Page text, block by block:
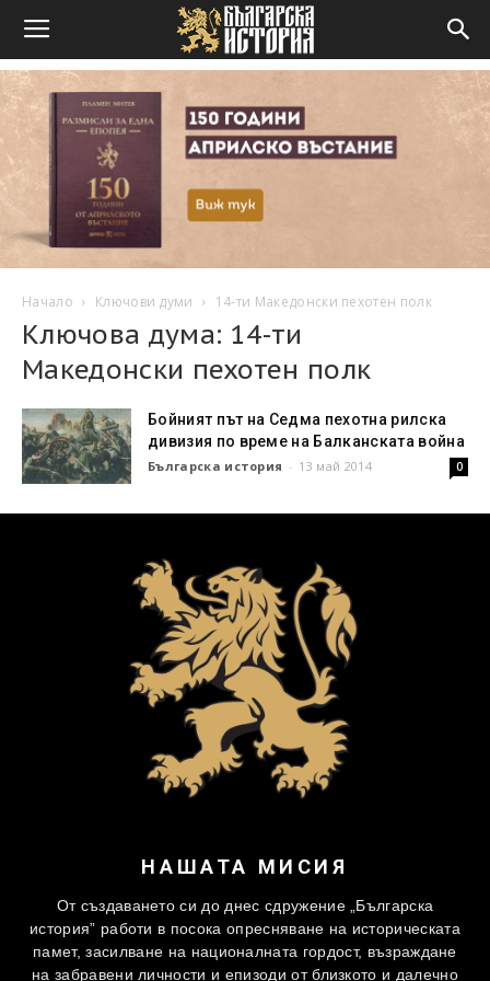
Начало Ключови думи 14-ти Македонски пехотен полк
Ключова дума: 14-ти
Македонски пехотен полк
Бойният път на Седма пехотна рилска
дивизия по време на Балканската война
Българска история - 13 май 2014 0
НАШАТА МИСИЯ
От създаването си до днес сдружение „Българска
история” работи в посока опресняване на историческата
памет, засилване на националната гордост, възраждане
на забравени личности и епизоди от близкото и далечно